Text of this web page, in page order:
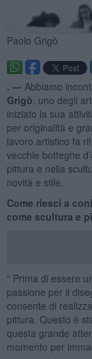
Paolo Grigò
. — Abbiamo
Grigò , uno degli
iniziato la sua
per originalità e
lavoro artistico fa
vecchie botteghe
pittura e nella
novità e stile.
Come riesci a
come scultura e
“ Prima di essere
passione per il
consente di
pittura. Questo è
questa grande
momento per